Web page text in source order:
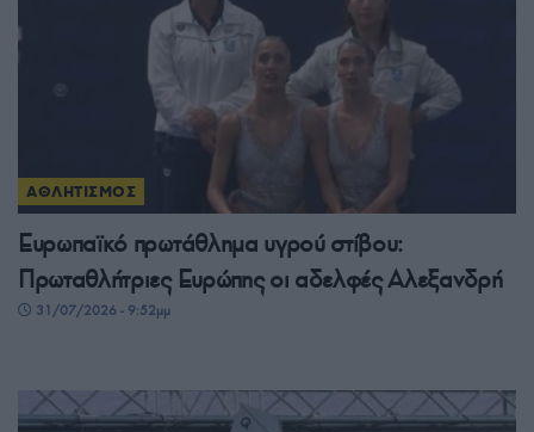
ΑΘΛΗΤΙΣΜΟΣ
Ευρωπαϊκό πρωτάθλημα υγρού στίβου:
Πρωταθλήτριες Ευρώπης οι αδελφές Αλεξανδρή
31/07/2026 - 9:52μμ